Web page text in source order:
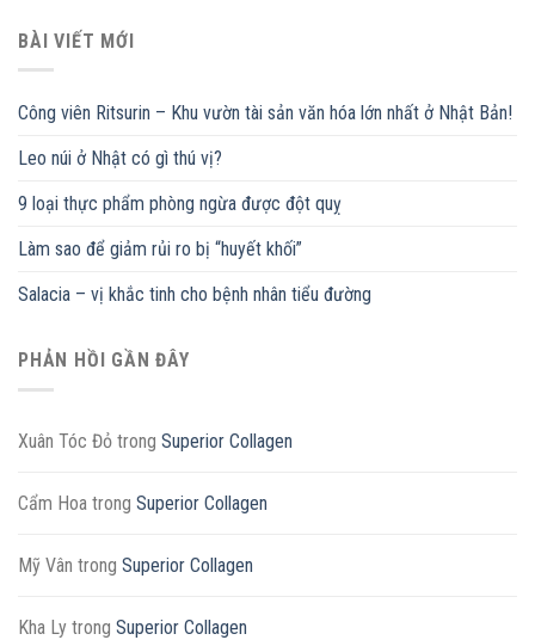
BÀI VIẾT MỚI
Công viên Ritsurin – Khu vườn tài sản văn hóa lớn nhất ở Nhật Bản!
Leo núi ở Nhật có gì thú vị?
9 loại thực phẩm phòng ngừa được đột quỵ
Làm sao để giảm rủi ro bị “huyết khối”
Salacia – vị khắc tinh cho bệnh nhân tiểu đường
PHẢN HỒI GẦN ĐÂY
Xuân Tóc Đỏ trong Superior Collagen
Cẩm Hoa trong Superior Collagen
Mỹ Vân trong Superior Collagen
Kha Ly trong Superior Collagen